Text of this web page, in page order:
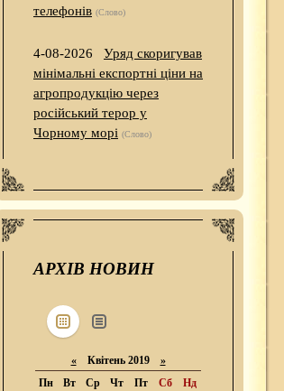
телефонів (Слово)
4-08-2026
Уряд скоригував
мінімальні експортні ціни на
агропродукцію через
російський терор у
Чорному морі (Слово)
АРХІВ НОВИН
«Квітень 2019 »
Пн
Вт Ср Чт Пт Сб
Нд